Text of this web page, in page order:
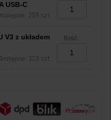
USB-C
259 szt.
V3 z układem
113 szt.
Ilość: